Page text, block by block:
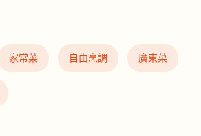
家常菜 自由烹調 廣東菜